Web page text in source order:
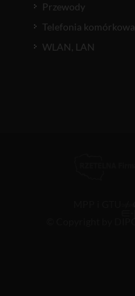
Przewody
Telefonia komórkowa
WLAN, LAN